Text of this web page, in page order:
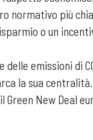
normativo più
o un
emissioni di
la sua
New Deal